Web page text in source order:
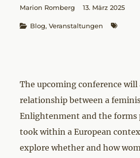
Marion Romberg 13. März 2025
Blog, Veranstaltungen
The upcoming conference will
relationship between a
Enlightenment and the forms
took within a European
explore whether and how